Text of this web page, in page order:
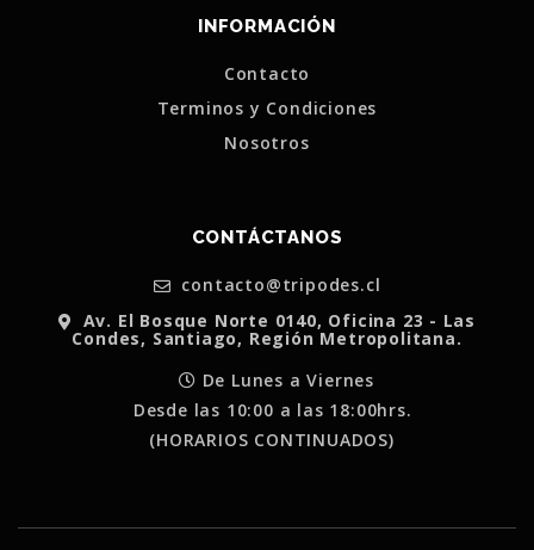
INFORMACIÓN
Contacto
Terminos y Condiciones
Nosotros
CONTÁCTANOS
contacto@tripodes.cl
Av. El Bosque Norte 0140, Oficina 23 - Las
Condes, Santiago, Región Metropolitana.
De Lunes a Viernes
Desde las 10:00 a las 18:00hrs.
(HORARIOS CONTINUADOS)